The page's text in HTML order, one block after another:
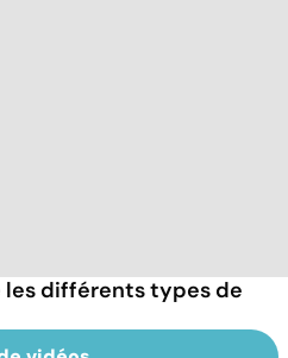
différents types de